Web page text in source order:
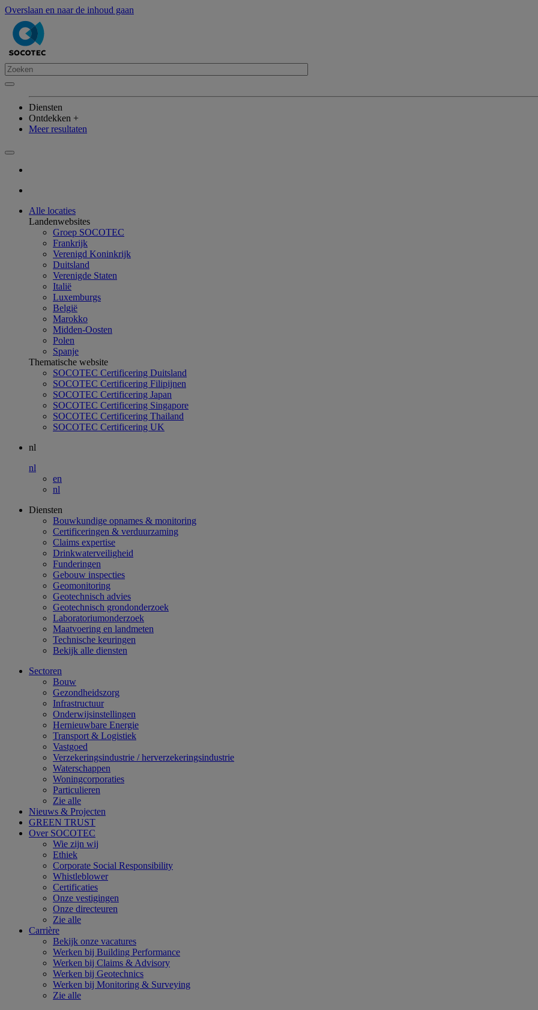
Overslaan en naar de inhoud gaan
Diensten
Ontdekken +
Meer resultaten
Alle locaties
Landenwebsites
Groep SOCOTEC
Frankrijk
Verenigd Koninkrijk
Duitsland
Verenigde Staten
Italië
Luxemburgs
België
Marokko
Midden-Oosten
Polen
Spanje
Thematische website
SOCOTEC Certificering Duitsland
SOCOTEC Certificering Filipijnen
SOCOTEC Certificering Japan
SOCOTEC Certificering Singapore
SOCOTEC Certificering Thailand
SOCOTEC Certificering UK
nl
nl
en
nl
Diensten
Bouwkundige opnames & monitoring
Certificeringen & verduurzaming
Claims expertise
Drinkwaterveiligheid
Funderingen
Gebouw inspecties
Geomonitoring
Geotechnisch advies
Geotechnisch grondonderzoek
Laboratoriumonderzoek
Maatvoering en landmeten
Technische keuringen
Bekijk alle diensten
Sectoren
Bouw
Gezondheidszorg
Infrastructuur
Onderwijsinstellingen
Hernieuwbare Energie
Transport & Logistiek
Vastgoed
Verzekeringsindustrie / herverzekeringsindustrie
Waterschappen
Woningcorporaties
Particulieren
Zie alle
Nieuws & Projecten
GREEN TRUST
Over SOCOTEC
Wie zijn wij
Ethiek
Corporate Social Responsibility
Whistleblower
Certificaties
Onze vestigingen
Onze directeuren
Zie alle
Carrière
Bekijk onze vacatures
Werken bij Building Performance
Werken bij Claims & Advisory
Werken bij Geotechnics
Werken bij Monitoring & Surveying
Zie alle